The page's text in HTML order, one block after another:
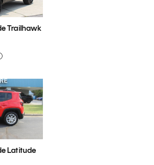
Trailhawk
Latitude